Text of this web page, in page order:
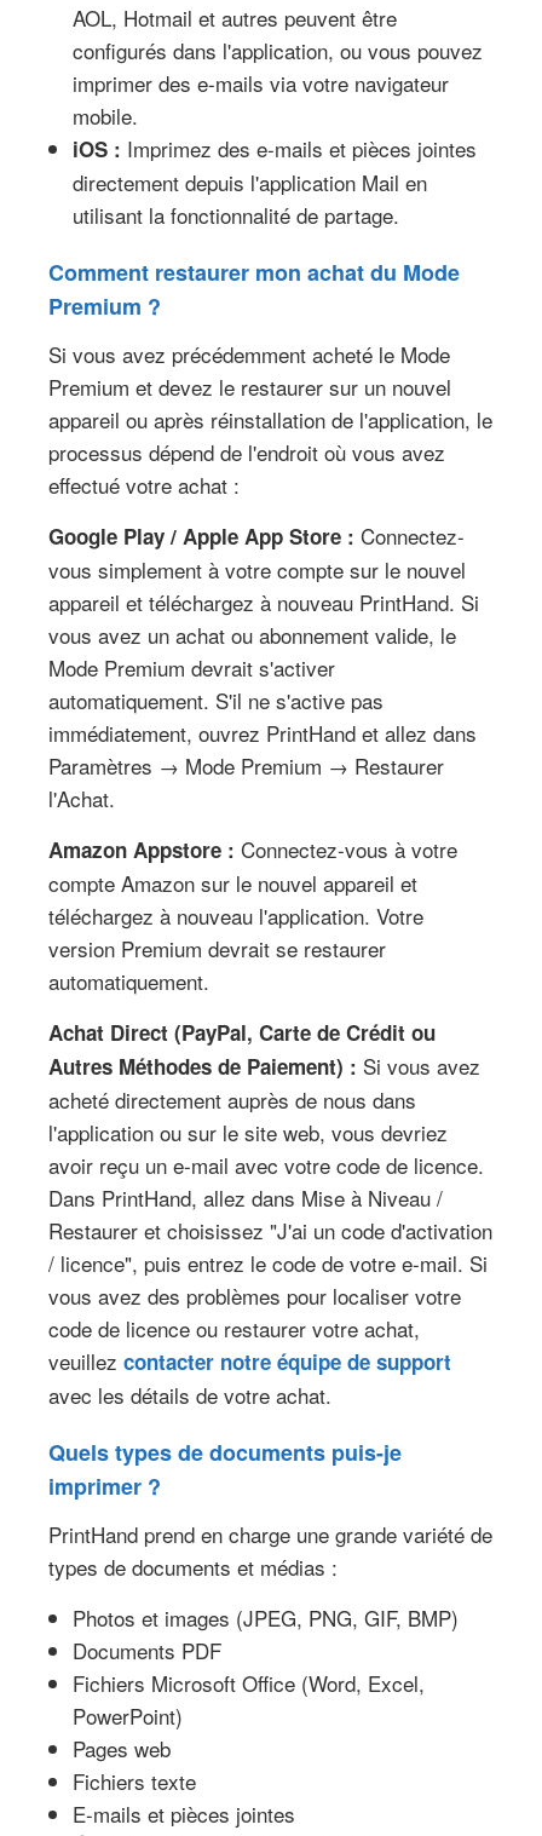
AOL, Hotmail et autres peuvent être
configurés dans l'application, ou vous pouvez
imprimer des e-mails via votre navigateur
mobile.
iOS : Imprimez des e-mails et pièces jointes
directement depuis l'application Mail en
utilisant la fonctionnalité de partage.
Comment restaurer mon achat du Mode
Premium ?
Si vous avez précédemment acheté le Mode
Premium et devez le restaurer sur un nouvel
appareil ou après réinstallation de l'application, le
processus dépend de l'endroit où vous avez
effectué votre achat :
Google Play / Apple App Store : Connectez-
vous simplement à votre compte sur le nouvel
appareil et téléchargez à nouveau PrintHand. Si
vous avez un achat ou abonnement valide, le
Mode Premium devrait s'activer
automatiquement. S'il ne s'active pas
immédiatement, ouvrez PrintHand et allez dans
Paramètres → Mode Premium → Restaurer
l'Achat.
Amazon Appstore : Connectez-vous à votre
compte Amazon sur le nouvel appareil et
téléchargez à nouveau l'application. Votre
version Premium devrait se restaurer
automatiquement.
Achat Direct (PayPal, Carte de Crédit ou
Autres Méthodes de Paiement) : Si vous avez
acheté directement auprès de nous dans
l'application ou sur le site web, vous devriez
avoir reçu un e-mail avec votre code de licence.
Dans PrintHand, allez dans Mise à Niveau /
Restaurer et choisissez "J'ai un code d'activation
/ licence", puis entrez le code de votre e-mail. Si
vous avez des problèmes pour localiser votre
code de licence ou restaurer votre achat,
veuillez contacter notre équipe de support
avec les détails de votre achat.
Quels types de documents puis-je
imprimer ?
PrintHand prend en charge une grande variété de
types de documents et médias :
Photos et images (JPEG, PNG, GIF, BMP)
Documents PDF
Fichiers Microsoft Office (Word, Excel,
PowerPoint)
Pages web
Fichiers texte
E-mails et pièces jointes